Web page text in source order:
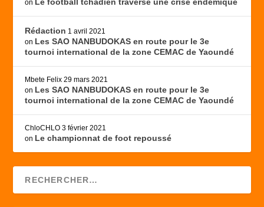
on
Rédaction 1 avril 2021
on Les SAO NANBUDOKAS en route pour le 3e
tournoi international de la zone CEMAC de Yaoundé
Mbete Felix 29 mars 2021
on Les SAO NANBUDOKAS en route pour le 3e
tournoi international de la zone CEMAC de Yaoundé
ChloCHLO 3 février 2021
on Le championnat de foot repoussé